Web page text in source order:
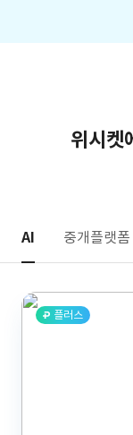
위시켓
AI 중개플랫폼
플러스